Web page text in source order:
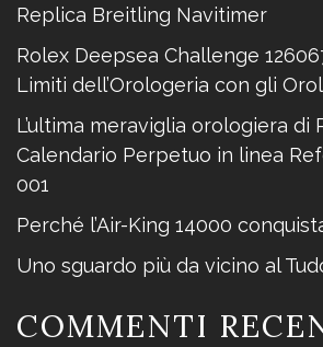
e
a
r
t
i
c
o
l
i
Replica Breitling Navitimer
Rolex Deepsea Challenge
Limiti dell’Orologeria con gli
L’ultima meraviglia orologiera di
Calendario Perpetuo in linea
001
Perché l’Air-King 14000
Uno sguardo più da vicino al
COMMENTI